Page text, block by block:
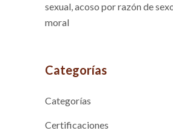
sexual, acoso por razón de
moral
Categorías
Categorías
Certificaciones